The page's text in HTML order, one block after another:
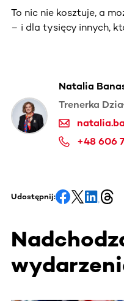
To nic nie kosztuje, a
– i dla tysięcy innych,
Natalia
Trenerka
+48 606
Udostępnij: